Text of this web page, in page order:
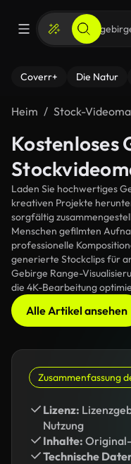
Coverr+ Die Natur
Heim Stock-
Kostenloses
Laden Sie hochwertiges
kreativen Projekte
sorgfältig
Menschen gefilmten
professionelle
generierte Stockclips für
Gebirge Range-
die 4K-Bearbeitung
Alle Artikel ansehen
Zusammenfassung
Lizenz:
Nutzung
Inhalte:
Technische